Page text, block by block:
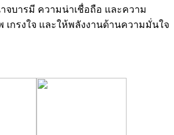
จบารมี ความน่าเชื่อถือ และความ
เกรงใจ และให้พลังงานด้านความมั่นใจ